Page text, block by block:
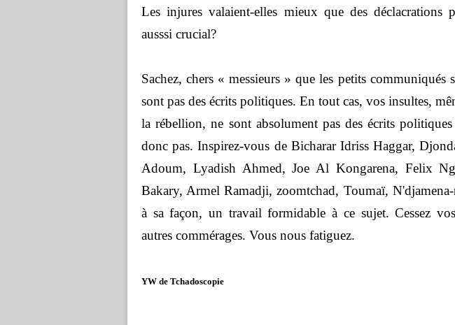
Les injures valaient-elles mieux que des déclacrations
ausssi crucial?
Sachez, chers « messieurs » que les petits communiqués
sont pas des écrits politiques. En tout cas, vos insultes,
la rébellion, ne sont absolument pas des écrits
donc pas. Inspirez-vous de Bicharar Idriss Haggar,
Adoum, Lyadish Ahmed, Joe Al Kongarena, Felix
Bakary, Armel Ramadji, zoomtchad, Toumaï,
à sa façon, un travail formidable à ce sujet. Cessez
autres commérages. Vous nous fatiguez.
YW de Tchadoscopie